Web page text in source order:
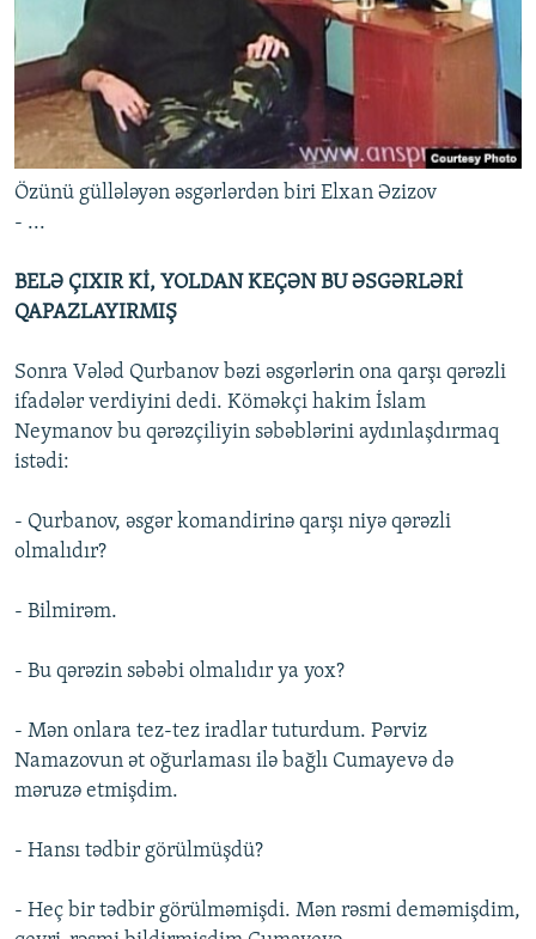
Özünü güllələyən əsgərlərdən biri Elxan Əzizov
- ...
BELƏ ÇIXIR Kİ, YOLDAN KEÇƏN BU ƏSGƏRLƏRİ
QAPAZLAYIRMIŞ
Sonra Vələd Qurbanov bəzi əsgərlərin ona qarşı qərəzli
ifadələr verdiyini dedi. Köməkçi hakim İslam
Neymanov bu qərəzçiliyin səbəblərini aydınlaşdırmaq
istədi:
- Qurbanov, əsgər komandirinə qarşı niyə qərəzli
olmalıdır?
- Bilmirəm.
- Bu qərəzin səbəbi olmalıdır ya yox?
- Mən onlara tez-tez iradlar tuturdum. Pərviz
Namazovun ət oğurlaması ilə bağlı Cumayevə də
məruzə etmişdim.
- Hansı tədbir görülmüşdü?
- Heç bir tədbir görülməmişdi. Mən rəsmi deməmişdim,